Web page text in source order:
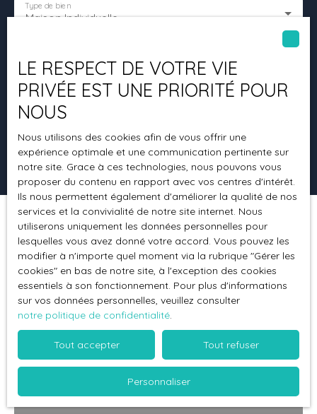
Maison Individuelle
Type de bien
Budget max (€)
Surface min (m²)
Rechercher
Pertinence
Trier par Créer une alerte
LE RESPECT DE VOTRE VIE
PRIVÉE EST UNE PRIORITÉ POUR
NOUS
Nous utilisons des cookies afin de vous offrir une
expérience optimale et une communication pertinente sur
notre site. Grace à ces technologies, nous pouvons vous
proposer du contenu en rapport avec vos centres d'intérêt.
Ils nous permettent également d'améliorer la qualité de nos
services et la convivialité de notre site internet. Nous
utiliserons uniquement les données personnelles pour
lesquelles vous avez donné votre accord. Vous pouvez les
modifier à n'importe quel moment via la rubrique ″Gérer les
cookies″ en bas de notre site, à l'exception des cookies
essentiels à son fonctionnement. Pour plus d'informations
sur vos données personnelles, veuillez consulter
notre politique de confidentialité.
Tout accepter Tout refuser
Personnaliser